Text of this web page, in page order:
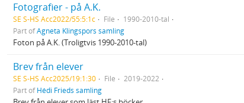
Fotografier - på A.K.
SE S-HS Acc2022/55:5:1c File
1990-2010-tal
Part ofAgneta Klingspors samling
Foton på A.K. (Troligtvis 1990-2010-tal)
Brev från elever
SE S-HS Acc2025/19:1:30 File
2019-2022
Part ofHédi Frieds samling